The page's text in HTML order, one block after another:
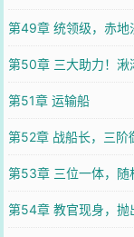
第49章 统领级，赤地
第50章 三大助力！湫
第51章 运输船
第52章 战船长，三阶
第53章 三位一体，随
第54章 教官现身，抛